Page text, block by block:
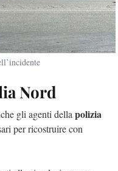
Nord
gli agenti della polizia
per ricostruire con